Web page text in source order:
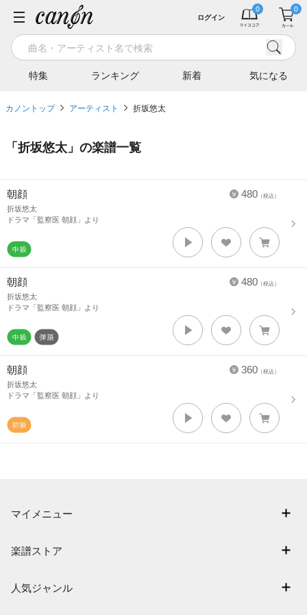
特集 ランキング 新着 気になる
ログイン
カノントップ アーティスト 折坂悠太
「 折坂悠太 」の楽譜一覧
480 （税込）
朝顔
折坂悠太
ドラマ「監察医 朝顔」より
480 （税込）
朝顔
折坂悠太
ドラマ「監察医 朝顔」より
360 （税込）
朝顔
折坂悠太
ドラマ「監察医 朝顔」より
マイメニュー
退会はこちら
楽譜ストア
人気ジャンル